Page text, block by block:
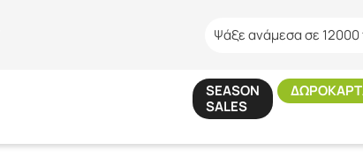
Ψάξε ανάμεσα σε 12000
SEASON
SALES